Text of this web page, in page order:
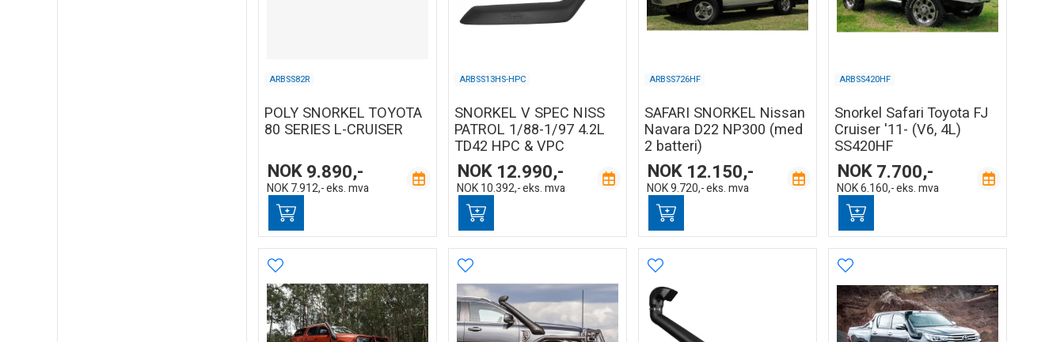
ARBSS82R
POLY SNORKEL TOYOTA
80 SERIES L-CRUISER
NOK9.890,-
NOK 7.912,-eks. mva
ARBSS13HS-HPC
SNORKEL V SPEC NISS
PATROL 1/88-1/97 4.2L
TD42 HPC & VPC
NOK 12.990,-
NOK 10.392,-eks. mva
ARBSS726HF
SAFARI SNORKEL Nissan
Navara D22 NP300 (med
2 batteri)
NOK 12.150,-
NOK9.720,-eks. mva
ARBSS420HF
Snorkel Safari Toyota FJ
Cruiser '11- (V6, 4L)
SS420HF
NOK7.700,-
NOK6.160,-eks. mva